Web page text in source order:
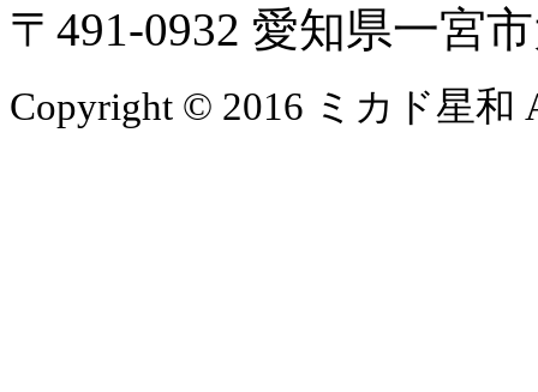
〒491-0932 愛知県一宮
Copyright © 2016 ミカド星和